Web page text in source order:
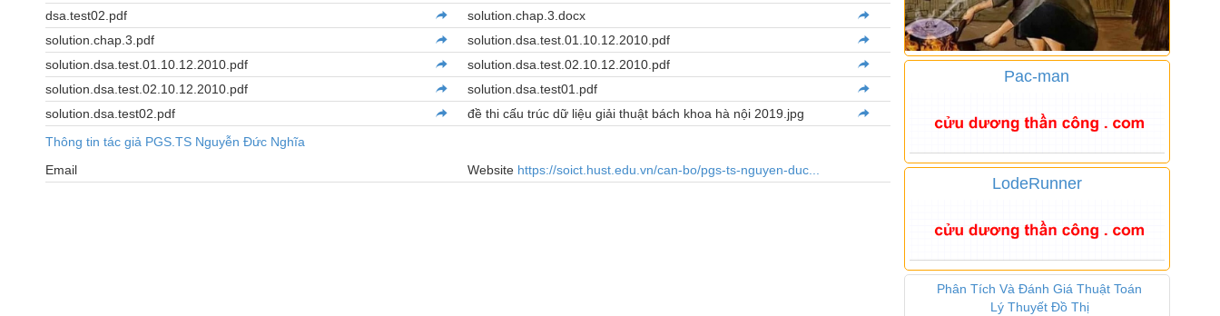
dsa.test02.pdf
solution.chap.3.docx
solution.chap.3.pdf
solution.dsa.test.01.10.12.2010.pdf
solution.dsa.test.01.10.12.2010.pdf
solution.dsa.test.02.10.12.2010.pdf
solution.dsa.test.02.10.12.2010.pdf
solution.dsa.test01.pdf
solution.dsa.test02.pdf
đề thi cấu trúc dữ liệu giải thuật bách khoa hà nội 2019.jpg
Thông tin tác giả PGS.TS Nguyễn Đức Nghĩa
Email
Website https://soict.hust.edu.vn/can-bo/pgs-ts-nguyen-duc...
Pac-man
LodeRunner
Phân Tích Và Đánh Giá Thuật Toán
Lý Thuyết Đồ Thị